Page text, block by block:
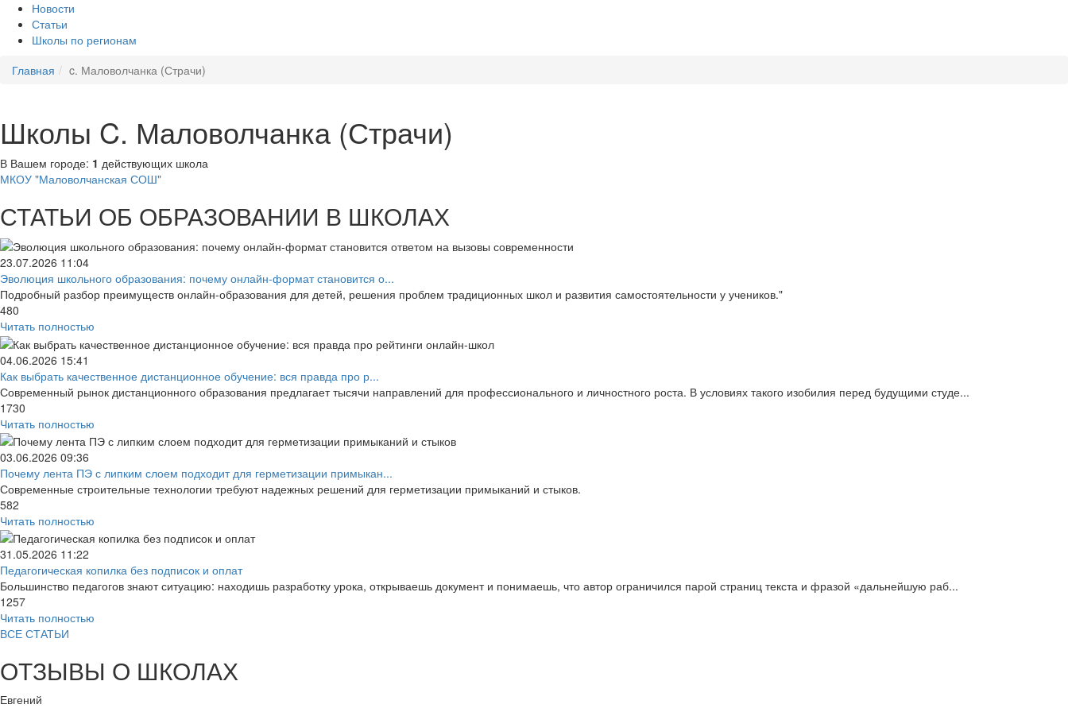
Новости
Статьи
Школы по регионам
Главная
c. Маловолчанка (Страчи)
Школы C. Маловолчанка (Страчи)
В Вашем городе: 1 действующих школа
МКОУ "Маловолчанская СОШ"
СТАТЬИ ОБ ОБРАЗОВАНИИ В ШКОЛАХ
23.07.2026 11:04
Эволюция школьного образования: почему онлайн-формат становится о...
Подробный разбор преимуществ онлайн-образования для детей, решения проблем традиционных школ и развития самостоятельности у учеников."
480
Читать полностью
04.06.2026 15:41
Как выбрать качественное дистанционное обучение: вся правда про р...
Современный рынок дистанционного образования предлагает тысячи направлений для профессионального и личностного роста. В условиях такого изобилия перед будущими студе...
1730
Читать полностью
03.06.2026 09:36
Почему лента ПЭ с липким слоем подходит для герметизации примыкан...
Современные строительные технологии требуют надежных решений для герметизации примыканий и стыков.
582
Читать полностью
31.05.2026 11:22
Педагогическая копилка без подписок и оплат
Большинство педагогов знают ситуацию: находишь разработку урока, открываешь документ и понимаешь, что автор ограничился парой страниц текста и фразой «дальнейшую раб...
1257
Читать полностью
ВСЕ СТАТЬИ
ОТЗЫВЫ О ШКОЛАХ
Евгений